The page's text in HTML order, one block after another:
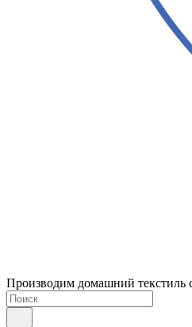
Производим домашний текстиль